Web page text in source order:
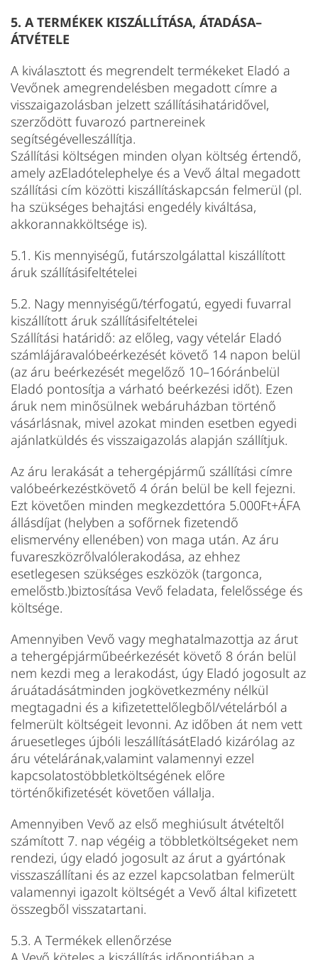
5. A TERMÉKEK KISZÁLLÍTÁSA, ÁTADÁSA–
ÁTVÉTELE
A kiválasztott és megrendelt termékeket Eladó a
Vevőnek amegrendelésben megadott címre a
visszaigazolásban jelzett szállításihatáridővel,
szerződött fuvarozó partnereinek
segítségévelleszállítja.
Szállítási költségen minden olyan költség értendő,
amely azEladótelephelye és a Vevő által megadott
szállítási cím közötti kiszállításkapcsán felmerül (pl.
ha szükséges behajtási engedély kiváltása,
akkorannakköltsége is).
5.1. Kis mennyiségű, futárszolgálattal kiszállított
áruk szállításifeltételei
5.2. Nagy mennyiségű/térfogatú, egyedi fuvarral
kiszállított áruk szállításifeltételei
Szállítási határidő: az előleg, vagy vételár Eladó
számlájáravalóbeérkezését követő 14 napon belül
(az áru beérkezését megelőző 10–16óránbelül
Eladó pontosítja a várható beérkezési időt). Ezen
áruk nem minősülnek webáruházban történő
vásárlásnak, mivel azokat minden esetben egyedi
ajánlatküldés és visszaigazolás alapján szállítjuk.
Az áru lerakását a tehergépjármű szállítási címre
valóbeérkezéstkövető 4 órán belül be kell fejezni.
Ezt követően minden megkezdettóra 5.000Ft+ÁFA
állásdíjat (helyben a sofőrnek fizetendő
elismervény ellenében) von maga után. Az áru
fuvareszközrőlvalólerakodása, az ehhez
esetlegesen szükséges eszközök (targonca,
emelőstb.)biztosítása Vevő feladata, felelőssége és
költsége.
Amennyiben Vevő vagy meghatalmazottja az árut
a tehergépjárműbeérkezését követő 8 órán belül
nem kezdi meg a lerakodást, úgy Eladó jogosult az
áruátadásátminden jogkövetkezmény nélkül
megtagadni és a kifizetettelőlegből/vételárból a
felmerült költségeit levonni. Az időben át nem vett
áruesetleges újbóli leszállításátEladó kizárólag az
áru vételárának,valamint valamennyi ezzel
kapcsolatostöbbletköltségének előre
történőkifizetését követően vállalja.
Amennyiben Vevő az első meghiúsult átvételtől
számított 7. nap végéig a többletköltségeket nem
rendezi, úgy eladó jogosult az árut a gyártónak
visszaszállítani és az ezzel kapcsolatban felmerült
valamennyi igazolt költségét a Vevő által kifizetett
összegből visszatartani.
5.3. A Termékek ellenőrzése